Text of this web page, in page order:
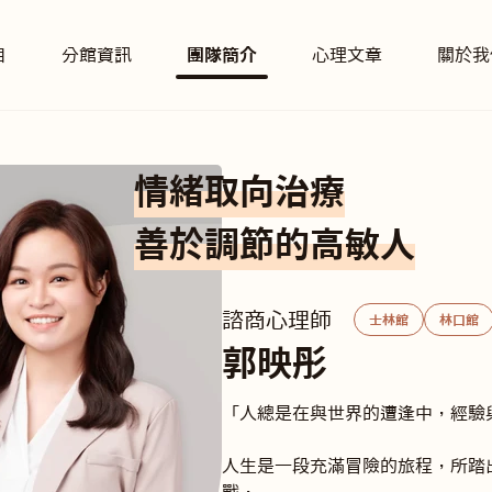
分館資訊 團隊簡介 心理文章 關於
情緒取向治療
善於調節的高敏人
諮商心理師 士林館 林口館
郭映彤
「人總是在與世界的遭逢中，經
人生是一段充滿冒險的旅程，所